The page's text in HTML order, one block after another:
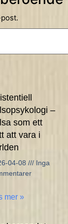
–
som ett
att vara i
04-08
Inga
mer »